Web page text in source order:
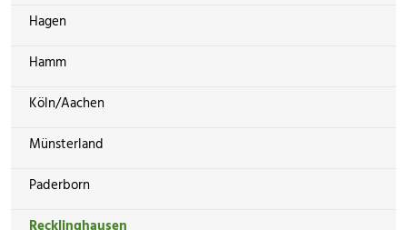
Hagen
Hamm
Köln/Aachen
Münsterland
Paderborn